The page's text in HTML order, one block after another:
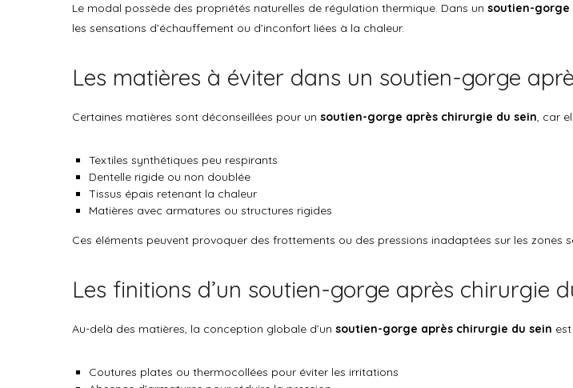
Le modal possède des propriétés naturelles de régulation thermique. Dans un soutien-gorge
les sensations d’échauffement ou d’inconfort liées à la chaleur.
Les matières à éviter dans un soutien-gorge
Certaines matières sont déconseillées pour un soutien-gorge après chirurgie du sein, car
Textiles synthétiques peu respirants
Dentelle rigide ou non doublée
Tissus épais retenant la chaleur
Matières avec armatures ou structures rigides
Ces éléments peuvent provoquer des frottements ou des pressions inadaptées sur les zones
Les finitions d’un soutien-gorge après chirurgie
Au-delà des matières, la conception globale d’un soutien-gorge après chirurgie du sein
Coutures plates ou thermocollées pour éviter les irritations